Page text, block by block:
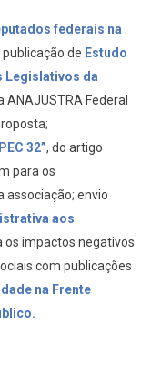
federais na
publicação de Estudo
Legislativos da
ANAJUSTRA Federal
32”, do artigo
para os
associação; envio
aos
os impactos negativos
com publicações
na Frente